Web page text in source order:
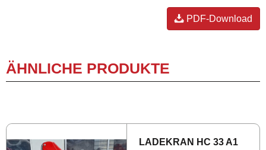
PDF-Download
ÄHNLICHE PRODUKTE
LA­DE­KRAN HC 33 A1